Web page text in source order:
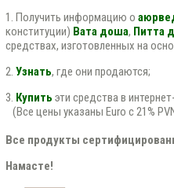
1. Получить информацию о
конституции) Вата доша, Питта
средствах, изготовленных на
2. Узнать, где они продаются;
3. Купить эти средства в
(Все цены указаны Euro с 21%
Все продукты
Намасте!